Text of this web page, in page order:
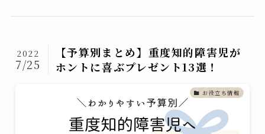
【予算別まとめ】重度知的障害児が
ホントに喜ぶプレゼント13選！
2022
7/25
お役立ち情報